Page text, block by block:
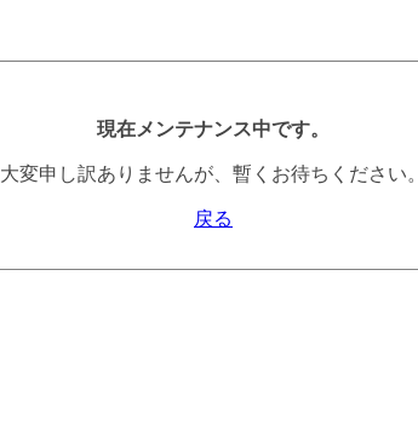
現在メンテナンス中です。
大変申し訳ありませんが、暫くお待ちください。
戻る